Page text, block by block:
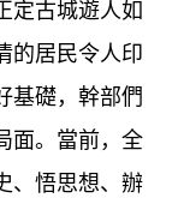
定古城遊人如
的居民令人印
基礎，幹部們
面。當前，全
、悟思想、辦